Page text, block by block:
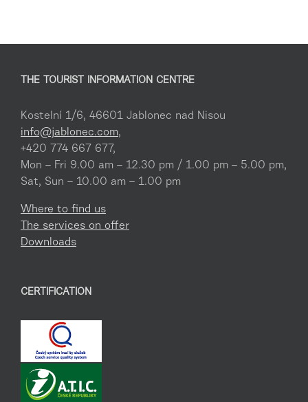
THE TOURIST INFORMATION CENTRE
Kostelní 1/6, 46601 Jablonec nad Nisou
info@jablonec.com,
+420 774 667 677,
Mon – Fri 9.00 am – 12.30 pm / 1.00 pm – 5.00 pm,
Sat, Sun – 10.00 am – 1.00 pm
Where to find us
The services on offer
Downloads
CERTIFICATION